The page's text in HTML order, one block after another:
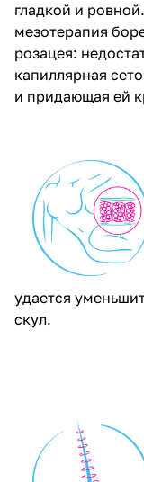
гладкой и
мезотерапия
розацея:
капиллярная
и придающая ей
удается
скул.